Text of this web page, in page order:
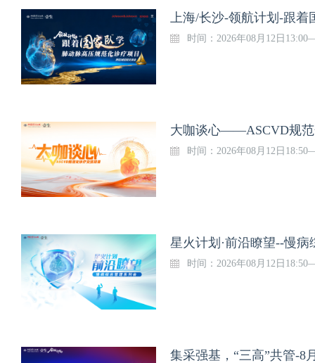
上海/长沙-领航计划-跟着
时间：2026年08月12日
大咖谈心——ASCVD规范
时间：2026年08月12日
星火计划·前沿瞭望--慢病
时间：2026年08月12日
集采强基，“三高”共管-8